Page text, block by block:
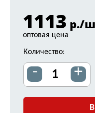
1113 р./
оптовая цена
Количество:
- +